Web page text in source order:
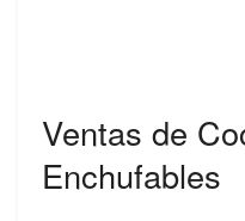
Ventas de
Enchufables